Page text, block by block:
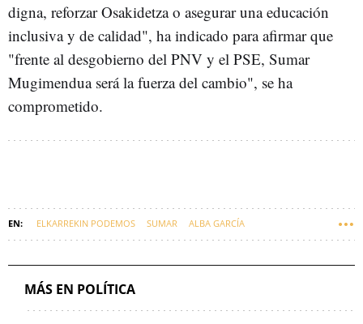
digna, reforzar Osakidetza o asegurar una educación
inclusiva y de calidad", ha indicado para afirmar que
"frente al desgobierno del PNV y el PSE, Sumar
Mugimendua será la fuerza del cambio", se ha
comprometido.
ELKARREKIN PODEMOS SUMAR ALBA GARCÍA
MÁS EN POLÍTICA